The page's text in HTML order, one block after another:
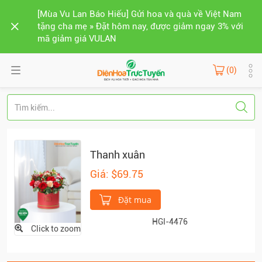
[Mùa Vu Lan Báo Hiếu] Gửi hoa và quà về Việt Nam
tặng cha mẹ » Đặt hôm nay, được giảm ngay 3% với
mã giảm giá VULAN
(0)
Click to zoom
Thanh xuân
Giá: $69.75
Đặt mua
HGI-4476